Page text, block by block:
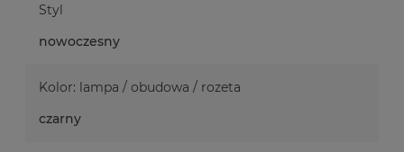
Styl
nowoczesny
Kolor: lampa / obudowa / rozeta
czarny